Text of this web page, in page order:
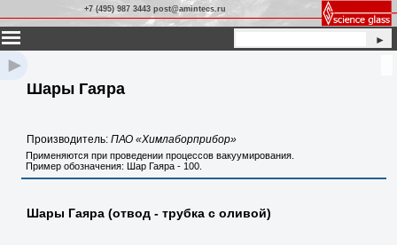
+7 (495) 987 3443 post@amintecs.ru
►
►
Шары Гаяра
Производитель: ПАО «Химлаборприбор»
Применяются при проведении процессов вакуумирования.
Пример обозначения: Шар Гаяра - 100.
Шары Гаяра (отвод - трубка с оливой)